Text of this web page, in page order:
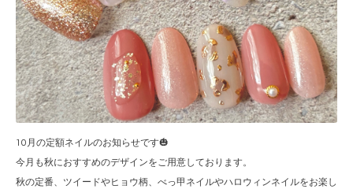
10月の定額ネイルのお知らせです🎃
今月も秋におすすめのデザインをご用意しております。
秋の定番、ツイードやヒョウ柄、べっ甲ネイルやハロウィンネイルをお楽し